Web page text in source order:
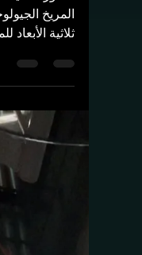
2 أبريل 2023
الصورة
تجذب
الصورة ثلاثية
المريخ
ثلاثية